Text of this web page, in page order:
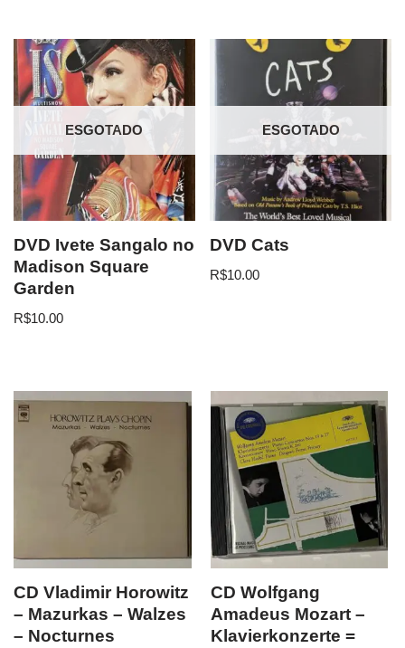
ESGOTADO
DVD Ivete Sangalo no
Madison Square
Garden
R$10.00
ESGOTADO
DVD Cats
R$10.00
CD Vladimir Horowitz
– Mazurkas – Walzes
– Nocturnes
CD Wolfgang
Amadeus Mozart –
Klavierkonzerte =